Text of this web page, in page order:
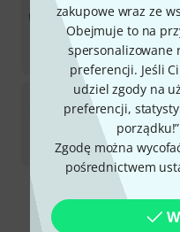
zakupowe wraz ze
Obejmuje to na
spersonalizowane
preferencji. Jeśli
udziel zgody na
preferencji,
Zgodę można
pośrednictwem
Dostępny w
1 045zł
SKB3i Series
Dostępny w
777 zł
Darmowa
Ceny